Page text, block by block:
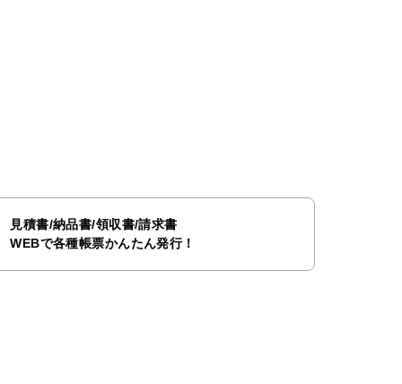
見積書/納品書/領収書/請求書
WEBで各種帳票かんたん発行！